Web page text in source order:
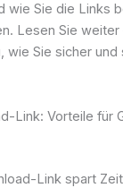
wie Sie die Links
Lesen Sie
wie Sie sicher
Link: Vorteile für
Link spart